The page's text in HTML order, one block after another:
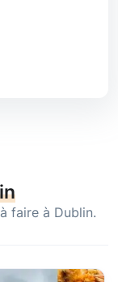
faire à Dublin.